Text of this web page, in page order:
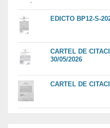
EDICTO BP12-S-
CARTEL DE
30/05/2026
CARTEL DE